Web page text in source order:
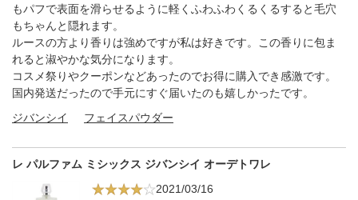
もパフで表面を滑らせるように軽くふわふわくるくるすると毛穴
もちゃんと隠れます。
ルースの方より香りは強めですが私は好きです。この香りに包ま
れると淑やかな気分になります。
コスメ祭りやクーポンなどあったのでお得に購入でき感激です。
国内発送だったので手元にすぐ届いたのも嬉しかったです。
ジバンシイ
フェイスパウダー
レ パルファム ミシックス ジバンシイ オーデトワレ
2021/03/16